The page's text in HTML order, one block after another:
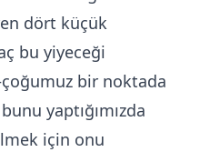
dört küçük
bu yiyeceği
bir noktada
yaptığımızda
için onu